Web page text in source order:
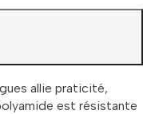
allie praticité,
est résistante